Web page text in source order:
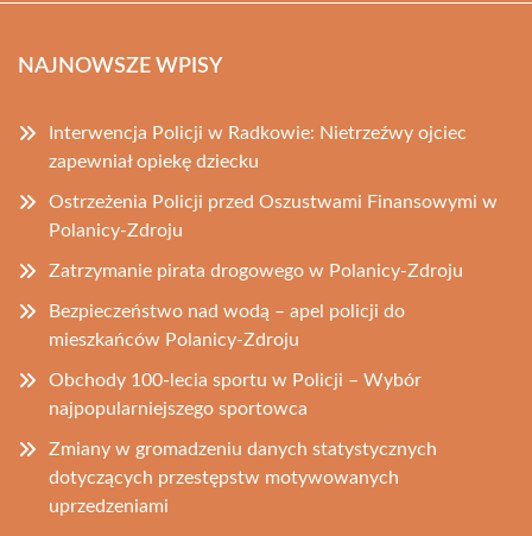
NAJNOWSZE WPISY
Interwencja Policji w Radkowie: Nietrzeźwy ojciec
zapewniał opiekę dziecku
Ostrzeżenia Policji przed Oszustwami Finansowymi w
Polanicy-Zdroju
Zatrzymanie pirata drogowego w Polanicy-Zdroju
Bezpieczeństwo nad wodą – apel policji do
mieszkańców Polanicy-Zdroju
Obchody 100-lecia sportu w Policji – Wybór
najpopularniejszego sportowca
Zmiany w gromadzeniu danych statystycznych
dotyczących przestępstw motywowanych
uprzedzeniami